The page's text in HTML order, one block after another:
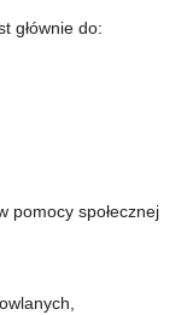
głównie do:
pomocy społecznej